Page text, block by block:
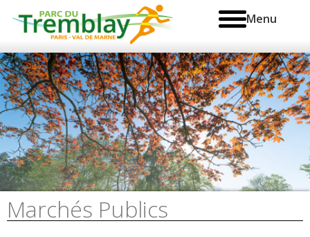
Menu
Marchés Publics